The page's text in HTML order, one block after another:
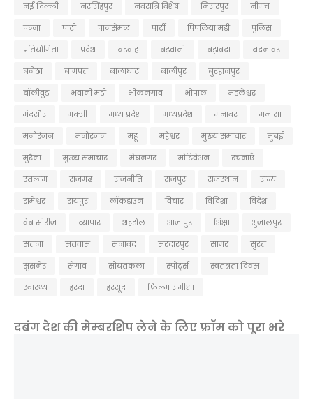
नई दिल्ली
नरसिंहपुर नवरात्रि विशेष निसरपुर
नीमच
पन्ना
पाटी पानसेमल पार्टी पिपलिया मंडी
पुलिस
प्रतियोगिता
प्रदेश बडवाह बड़वानी बड़ावदा
बदनावर
बनेठा
बागपत बालाघाट बालीपुर
बुरहानपुर
बॉलीवुड
भवानी मंडी भीकनगांव भोपाल
मंडलेश्वर
मंदसौर
मक्सी मध्य प्रदेश मध्यप्रदेश मनावर
मनासा
मनोरंजन
मनोरजन महू महेश्वर मुख्य समाचार
मुबई
मुरैना
मु्ख्य समाचार मेघनगर मोटिवेशन
रचनाएँ
रतलाम
राजगढ़ राजनीति राजपुर राजस्थान
राज्य
रामेश्वर
रायपुर लॉकडाउन विचार विदिशा
विदेश
वेब सीरीज
व्यापार शहडोल शाजापुर शिक्षा
शुजालपुर
सतना
सतवास सनावद सरदारपुर सागर
सुरत
सुसनेर
सेगांव सोयतकला स्पोर्ट्स
स्वतंत्रता दिवस
स्वास्थ्य
हरदा हरसूद फ़िल्म समीक्षा
दबंग देश की मेम्बरशिप लेने के लिए फ्रॉम को पूरा भरे